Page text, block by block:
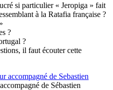
si particulier « Jeropiga » fait
à la Ratafia française ?
?
?
il faut écouter cette
de Sébastien